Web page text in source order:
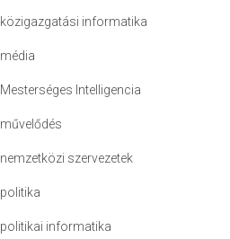
közigazgatási informatika
média
Mesterséges Intelligencia
művelődés
nemzetközi szervezetek
politika
politikai informatika